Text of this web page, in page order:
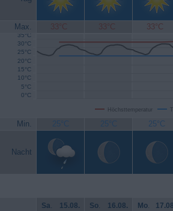
Max. 33°C 33°C 33°C
Höchsttemperatur
0°C
5°C
10°C
15°C
20°C
25°C
30°C
35°C
Min. 25°C 25°C 25°C
Nacht
Sa. 15.08. So. 16.08. Mo.